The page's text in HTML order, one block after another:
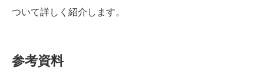
ついて詳しく紹介します。
参考資料